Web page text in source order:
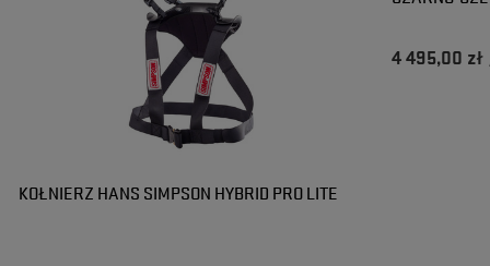
KOŁNIERZ HANS SIMPSON HYBRID PRO LITE
4 495,00 zł